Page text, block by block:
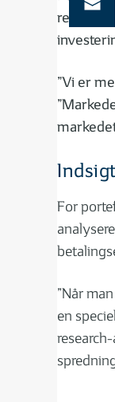
”Vi er
For
”Når
en